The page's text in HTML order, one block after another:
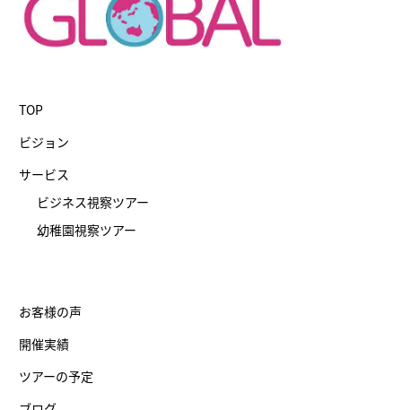
TOP
ビジョン
サービス
ビジネス視察ツアー
幼稚園視察ツアー
お客様の声
開催実績
ツアーの予定